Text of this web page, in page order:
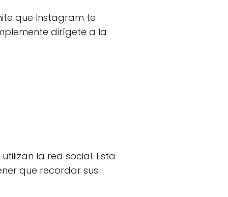
que Instagram te
dirígete a la
la red social. Esta
que recordar sus